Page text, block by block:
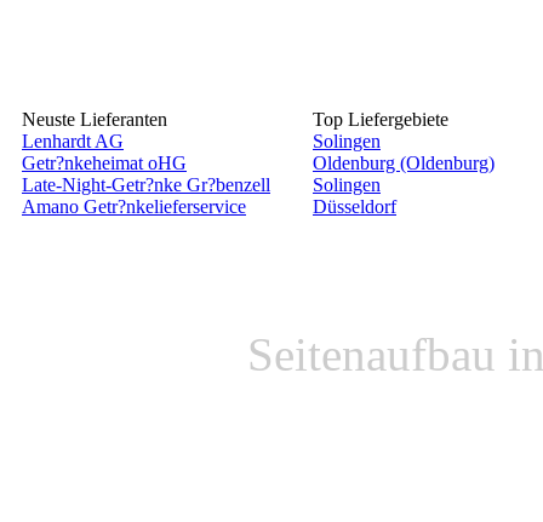
Neuste Lieferanten
Lenhardt AG
Getr?nkeheimat oHG
Late-Night-Getr?nke Gr?benzell
Amano Getr?nkelieferservice
Top Liefergebiete
Solingen
Oldenburg (Oldenburg)
Solingen
Düsseldorf
Seitenaufbau